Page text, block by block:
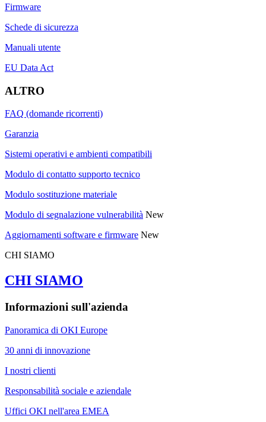
Firmware
Schede di sicurezza
Manuali utente
EU Data Act
ALTRO
FAQ (domande ricorrenti)
Garanzia
Sistemi operativi e ambienti compatibili
Modulo di contatto supporto tecnico
Modulo sostituzione materiale
Modulo di segnalazione vulnerabilità New
Aggiornamenti software e firmware New
CHI SIAMO
CHI SIAMO
Informazioni sull'azienda
Panoramica di OKI Europe
30 anni di innovazione
I nostri clienti
Responsabilità sociale e aziendale
Uffici OKI nell'area EMEA